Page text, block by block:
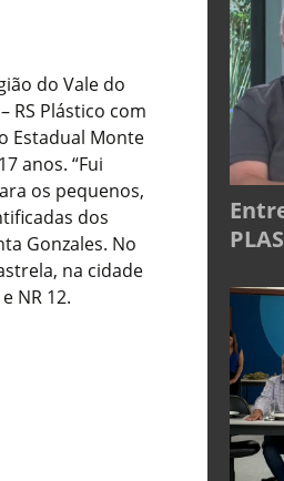
do Vale do
RS Plástico com
Estadual Monte
anos. “Fui
os pequenos,
dos
Gonzales. No
na cidade
NR 12.